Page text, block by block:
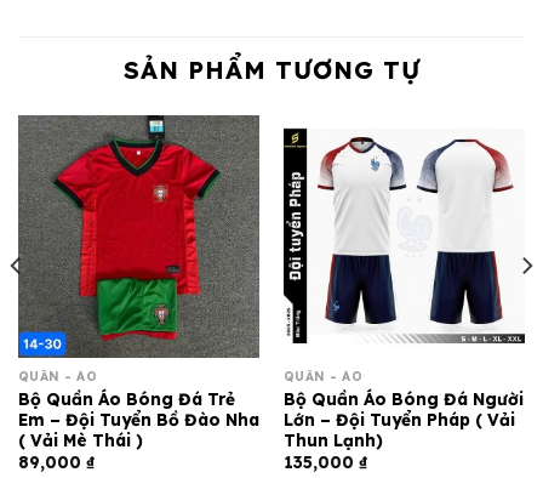
SẢN PHẨM TƯƠNG TỰ
QUẦN - ÁO
Bộ Quần Áo Bóng Đá Trẻ
Em – Đội Tuyển Bồ Đào Nha
( Vải Mè Thái )
89,000 ₫
QUẦN - ÁO
Bộ Quần Áo Bóng Đá Người
Lớn – Đội Tuyển Pháp ( Vải
Thun Lạnh)
135,000 ₫